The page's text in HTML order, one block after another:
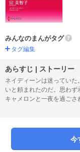
みんなのまんがタグ
タグ編集
あらすじ | ストーリー
ネイディーンは迷ってい
いと頼まれたのだ。思わ
キャメロンと一夜を過ご
出てしまいそうだわ。…
彼以外の男と不倫してい
今